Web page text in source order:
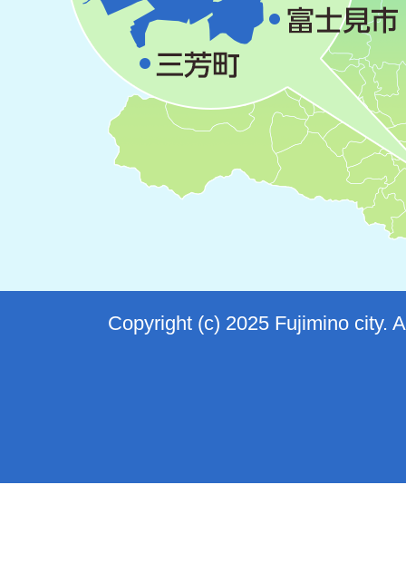
Copyright (c) 2025 Fujimino city.